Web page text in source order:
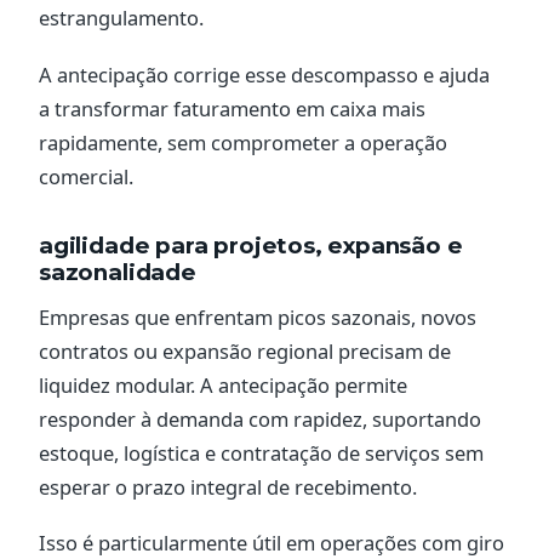
estrangulamento.
A antecipação corrige esse descompasso e ajuda
a transformar faturamento em caixa mais
rapidamente, sem comprometer a operação
comercial.
agilidade para projetos, expansão e
sazonalidade
Empresas que enfrentam picos sazonais, novos
contratos ou expansão regional precisam de
liquidez modular. A antecipação permite
responder à demanda com rapidez, suportando
estoque, logística e contratação de serviços sem
esperar o prazo integral de recebimento.
Isso é particularmente útil em operações com giro